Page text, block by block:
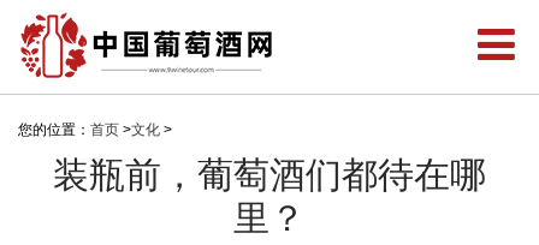
您的位置： 首页 >文化 >
装瓶前，葡萄酒们都待在哪
里？